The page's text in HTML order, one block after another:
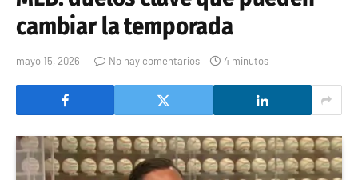
cambiar la temporada
mayo 15, 2026 No hay comentarios 4 minutos